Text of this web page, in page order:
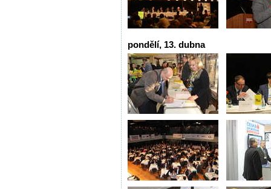
pondělí, 13. dubna